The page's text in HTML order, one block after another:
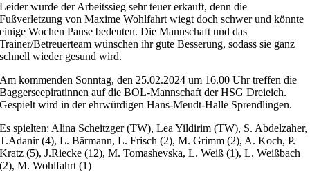
Leider wurde der Arbeitssieg sehr teuer erkauft, denn die
Fußverletzung von Maxime Wohlfahrt wiegt doch schwer und könnte
einige Wochen Pause bedeuten. Die Mannschaft und das
Trainer/Betreuerteam wünschen ihr gute Besserung, sodass sie ganz
schnell wieder gesund wird.
Am kommenden Sonntag, den 25.02.2024 um 16.00 Uhr treffen die
Baggerseepiratinnen auf die BOL-Mannschaft der HSG Dreieich.
Gespielt wird in der ehrwürdigen Hans-Meudt-Halle Sprendlingen.
Es spielten: Alina Scheitzger (TW), Lea Yildirim (TW), S. Abdelzaher,
T.Adanir (4), L. Bärmann, L. Frisch (2), M. Grimm (2), A. Koch, P.
Kratz (5), J.Riecke (12), M. Tomashevska, L. Weiß (1), L. Weißbach
(2), M. Wohlfahrt (1)